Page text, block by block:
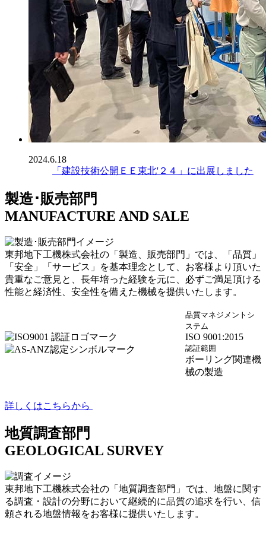
2024.6.18
「建設技術公開ＥＥ東北'２４」に出展しました
製造･販売部門
MANUFACTURE AND SALE
東邦地下工機株式会社の「製造、販売部門」では、「品質」
「安全」「サービス」を基本理念として、お客様より頂いた
貴重なご意見と、長年培った経験を元に、必ずご満足頂ける
性能と経済性、安全性を備えた機械を提供いたします。
品質マネジメントシ
ステム
ISO 9001:2015
認証範囲
ボーリング関連機
械の製造
詳しくはこちらから
地質調査部門
GEOLOGICAL SURVEY
東邦地下工機株式会社の「地質調査部門」では、地盤に関す
る調査・設計の分野において継続的に品質の追求を行い、信
頼される地盤情報をお客様に提供いたします。